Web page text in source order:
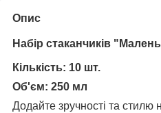
Опис
Набір стаканчиків
Кількість: 10 шт.
Об'єм: 250 мл
Додайте зручності та стилю